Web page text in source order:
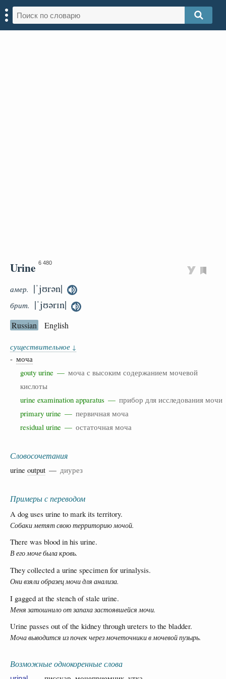
Urine 6 480
амер. |ˈjʊrən|
брит. |ˈjʊərɪn|
Russian English
существительное ↓
- моча
gouty urine — моча с высоким содержанием мочевой
кислоты
urine examination apparatus — прибор для исследования мочи
primary urine — первичная моча
residual urine — остаточная моча
Словосочетания
urine output — диурез
Примеры с переводом
A dog uses urine to mark its territory.
Собаки метят свою территорию мочой.
There was blood in his urine.
В его моче была кровь.
They collected a urine specimen for urinalysis.
Они взяли образец мочи для анализа.
I gagged at the stench of stale urine.
Меня затошнило от запаха застоявшейся мочи.
Urine passes out of the kidney through ureters to the bladder.
Моча выводится из почек через мочеточники в мочевой пузырь.
Возможные однокоренные слова